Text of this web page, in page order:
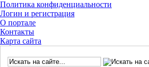
Политика конфиденциальности
Логин и регистрация
О портале
Контакты
Карта сайта